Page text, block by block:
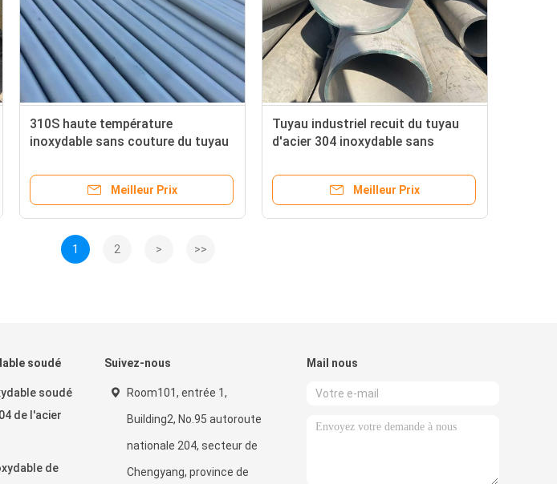
310S haute température
inoxydable sans couture du tuyau
Meilleur Prix
Tuyau industriel recuit du tuyau
d'acier 304 inoxydable sans
chaleur
Meilleur Prix
1 2 > >>
soudé
soudé
de l'acier
de
Suivez-nous
Room101, entrée 1,
Building2, No.95 autoroute
nationale 204, secteur de
Chengyang, province de
Mail nous